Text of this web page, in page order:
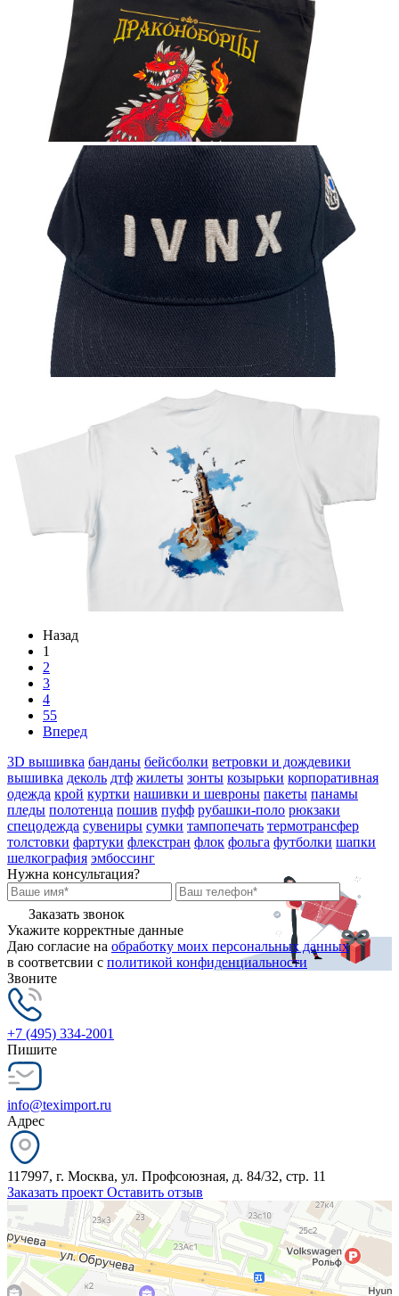
Назад
1
2
3
4
55
Вперед
3D вышивка банданы бейсболки ветровки и дождевики
вышивка деколь дтф жилеты зонты козырьки корпоративная
одежда крой куртки нашивки и шевроны пакеты панамы
пледы полотенца пошив пуфф рубашки-поло рюкзаки
спецодежда сувениры сумки тампопечать термотрансфер
толстовки фартуки флекстран флок фольга футболки шапки
шелкография эмбоссинг
Нужна консультация?
Заказать звонок
Укажите корректные данные
Даю согласие на обработку моих персональных данных
в соответсвии с политикой конфиденциальности
Звоните
+7 (495) 334-2001
Пишите
info@teximport.ru
Адрес
117997, г. Москва, ул. Профсоюзная, д. 84/32, стр. 11
Заказать проект Оставить отзыв